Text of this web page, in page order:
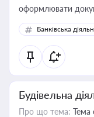
оформлювати
забезпечувати їх
контрагентами
Банківська
Будівельна
Про що тема: Тема